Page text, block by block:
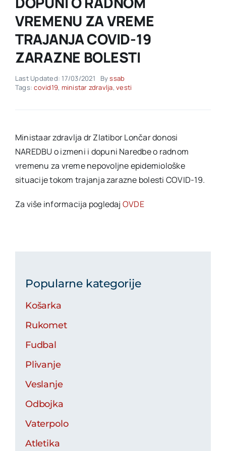
Akti SSAB
Kontakt
VREMENU ZA VREME
TRAJANJA COVID-19
ZARAZNE BOLESTI
Last Updated: 17/03/2021 Byssab
Tags:covid19, ministar zdravlja,vesti
Ministaar zdravlja dr Zlatibor Lončar donosi
NAREDBU o izmeni i dopuni Naredbe o radnom
vremenu za vreme nepovoljne epidemiološke
situacije tokom trajanja zarazne bolesti COVID-19.
Za više informacija pogledaj OVDE
Popularne kategorije
Košarka
Rukomet
Fudbal
Plivanje
Veslanje
Odbojka
Vaterpolo
Atletika